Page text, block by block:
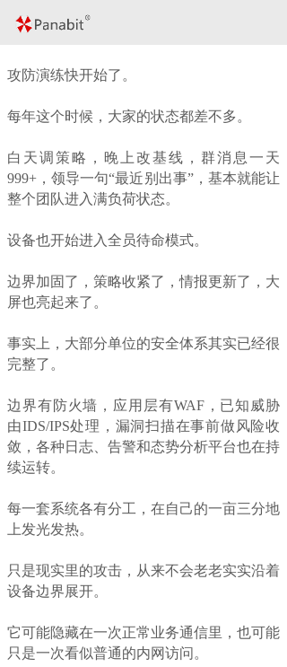
攻防演练快开始了。
每年这个时候，大家的状态都差不多。
白天调策略，晚上改基线，群消息一天
999+，领导一句“最近别出事”，基本就能让
整个团队进入满负荷状态。
设备也开始进入全员待命模式。
边界加固了，策略收紧了，情报更新了，大
屏也亮起来了。
事实上，大部分单位的安全体系其实已经很
完整了。
边界有防火墙，应用层有WAF，已知威胁
由IDS/IPS处理，漏洞扫描在事前做风险收
敛，各种日志、告警和态势分析平台也在持
续运转。
每一套系统各有分工，在自己的一亩三分地
上发光发热。
只是现实里的攻击，从来不会老老实实沿着
设备边界展开。
它可能隐藏在一次正常业务通信里，也可能
只是一次看似普通的内网访问。